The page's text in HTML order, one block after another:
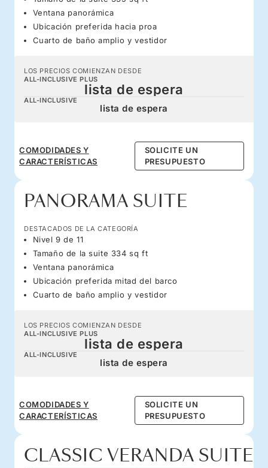
Ventana panorámica
Ubicación preferida hacia proa
Cuarto de baño amplio y vestidor
LOS PRECIOS COMIENZAN DESDE
ALL-INCLUSIVE PLUS
lista de espera
ALL-INCLUSIVE
lista de espera
COMODIDADES Y
CARACTERÍSTICAS
SOLICITE UN
PRESUPUESTO
PANORAMA SUITE
DESTACADOS DE LA CATEGORÍA
Nivel 9 de 11
Tamaño de la suite 334 sq ft
Ventana panorámica
Ubicación preferida mitad del barco
Cuarto de baño amplio y vestidor
LOS PRECIOS COMIENZAN DESDE
ALL-INCLUSIVE PLUS
lista de espera
ALL-INCLUSIVE
lista de espera
COMODIDADES Y
CARACTERÍSTICAS
SOLICITE UN
PRESUPUESTO
CLASSIC VERANDA SUITE